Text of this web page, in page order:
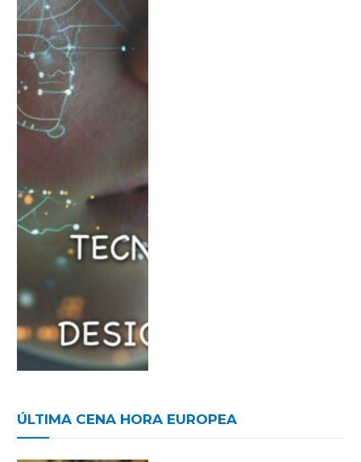
ÚLTIMA CENA HORA EUROPEA